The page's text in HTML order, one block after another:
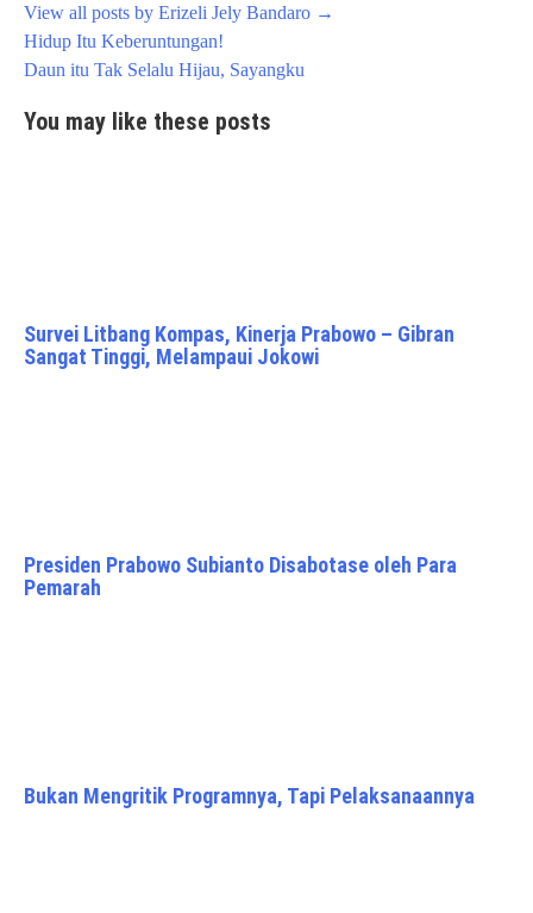
View all posts by Erizeli Jely Bandaro →
Post
navigation
Hidup Itu Keberuntungan!
Daun itu Tak Selalu Hijau, Sayangku
You may like these posts
Survei Litbang Kompas, Kinerja Prabowo – Gibran
Sangat Tinggi, Melampaui Jokowi
Presiden Prabowo Subianto Disabotase oleh Para
Pemarah
Bukan Mengritik Programnya, Tapi Pelaksanaannya